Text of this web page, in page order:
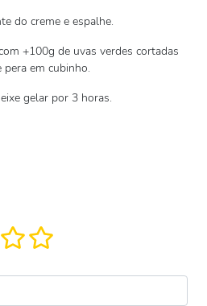
do creme e espalhe.
+100g de uvas verdes cortadas
em cubinho.
gelar por 3 horas.